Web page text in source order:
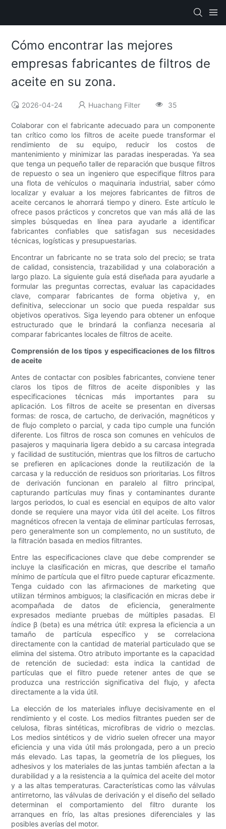
Cómo encontrar las mejores
empresas fabricantes de filtros de
aceite en su zona.
2026-04-24 Huachang Filter 35
Colaborar con el fabricante adecuado para un componente
tan crítico como los filtros de aceite puede transformar el
rendimiento de su equipo, reducir los costos de
mantenimiento y minimizar las paradas inesperadas. Ya sea
que tenga un pequeño taller de reparación que busque filtros
de repuesto o sea un ingeniero que especifique filtros para
una flota de vehículos o maquinaria industrial, saber cómo
localizar y evaluar a los mejores fabricantes de filtros de
aceite cercanos le ahorrará tiempo y dinero. Este artículo le
ofrece pasos prácticos y concretos que van más allá de las
simples búsquedas en línea para ayudarle a identificar
fabricantes confiables que satisfagan sus necesidades
técnicas, logísticas y presupuestarias.
Encontrar un fabricante no se trata solo del precio; se trata
de calidad, consistencia, trazabilidad y una colaboración a
largo plazo. La siguiente guía está diseñada para ayudarle a
formular las preguntas correctas, evaluar las capacidades
clave, comparar fabricantes de forma objetiva y, en
definitiva, seleccionar un socio que pueda respaldar sus
objetivos operativos. Siga leyendo para obtener un enfoque
estructurado que le brindará la confianza necesaria al
comparar fabricantes locales de filtros de aceite.
Comprensión de los tipos y especificaciones de los filtros
de aceite
Antes de contactar con posibles fabricantes, conviene tener
claros los tipos de filtros de aceite disponibles y las
especificaciones técnicas más importantes para su
aplicación. Los filtros de aceite se presentan en diversas
formas: de rosca, de cartucho, de derivación, magnéticos y
de flujo completo o parcial, y cada tipo cumple una función
diferente. Los filtros de rosca son comunes en vehículos de
pasajeros y maquinaria ligera debido a su carcasa integrada
y facilidad de sustitución, mientras que los filtros de cartucho
se prefieren en aplicaciones donde la reutilización de la
carcasa y la reducción de residuos son prioritarias. Los filtros
de derivación funcionan en paralelo al filtro principal,
capturando partículas muy finas y contaminantes durante
largos periodos, lo cual es esencial en equipos de alto valor
donde se requiere una mayor vida útil del aceite. Los filtros
magnéticos ofrecen la ventaja de eliminar partículas ferrosas,
pero generalmente son un complemento, no un sustituto, de
la filtración basada en medios filtrantes.
Entre las especificaciones clave que debe comprender se
incluye la clasificación en micras, que describe el tamaño
mínimo de partícula que el filtro puede capturar eficazmente.
Tenga cuidado con las afirmaciones de marketing que
utilizan términos ambiguos; la clasificación en micras debe ir
acompañada de datos de eficiencia, generalmente
expresados ​​mediante pruebas de múltiples pasadas. El
índice β (beta) es una métrica útil: expresa la eficiencia a un
tamaño de partícula específico y se correlaciona
directamente con la cantidad de material particulado que se
elimina del sistema. Otro atributo importante es la capacidad
de retención de suciedad: esta indica la cantidad de
partículas que el filtro puede retener antes de que se
produzca una restricción significativa del flujo, y afecta
directamente a la vida útil.
La elección de los materiales influye decisivamente en el
rendimiento y el coste. Los medios filtrantes pueden ser de
celulosa, fibras sintéticas, microfibras de vidrio o mezclas.
Los medios sintéticos y de vidrio suelen ofrecer una mayor
eficiencia y una vida útil más prolongada, pero a un precio
más elevado. Las tapas, la geometría de los pliegues, los
adhesivos y los materiales de las juntas también afectan a la
durabilidad y a la resistencia a la química del aceite del motor
y a las altas temperaturas. Características como las válvulas
antirretorno, las válvulas de derivación y el diseño del sellado
determinan el comportamiento del filtro durante los
arranques en frío, las altas presiones diferenciales y las
posibles averías del motor.